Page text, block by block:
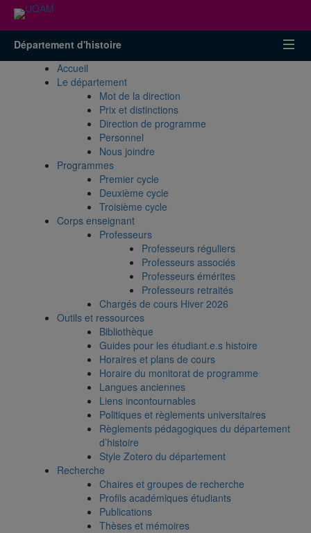
Accéder
la
recherche
Accéder
menu
pricipal
Accéder
la
zone
centrale
Département d'histoire
Accueil
Le département
Mot de la direction
Prix et distinctions
Direction de programme
Personnel
Nous joindre
Programmes
Premier cycle
Deuxième cycle
Troisième cycle
Corps enseignant
Professeurs
Professeurs réguliers
Professeurs associés
Professeurs émérites
Professeurs retraités
Chargés de cours Hiver 2026
Outils et ressources
Bibliothèque
Guides pour les étudiant.e.s histoire
Horaires et plans de cours
Horaire du monitorat de programme
Langues anciennes
Liens incontournables
Politiques et règlements universitaires
Règlements pédagogiques du département
d’histoire
Style Zotero du département
Recherche
Chaires et groupes de recherche
Profils académiques étudiants
Publications
Thèses et mémoires